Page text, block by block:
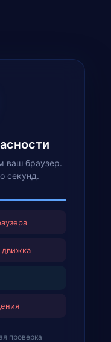
ваш браузер.
секунд.
движка
проверка